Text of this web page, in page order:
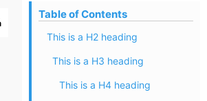
Table of Contents
This is a H2 heading
This is a H3 heading
This is a H4 heading